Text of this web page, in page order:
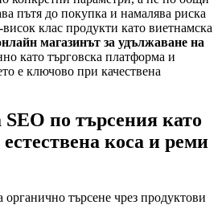
пътя до покупка и намалява риска
клас продукти като виетнамска
магазинът за удължаване на
като търговска платформа и
е ключово при качествена
по търсения като
коса и реми
органично търсене чрез продуктови